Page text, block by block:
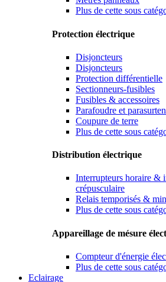
Plus de cette sous
Protection électrique
Disjoncteurs
Disjoncteurs
Protection différentielle
Sectionneurs-fusibles
Fusibles & accessoires
Parafoudre et
Coupure de terre
Plus de cette sous
Distribution électrique
Interrupteurs horaire &
crépusculaire
Relais temporisés &
Plus de cette sous
Appareillage de mésure
Compteur d'énergie
Plus de cette sous
Eclairage